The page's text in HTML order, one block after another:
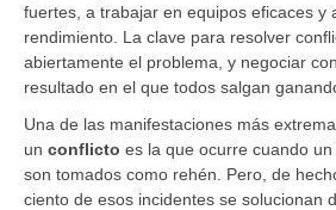
fuertes, a trabajar en equipos eficaces y
rendimiento. La clave para resolver
abiertamente el problema, y negociar
resultado en el que todos salgan
Una de las manifestaciones más
un conflicto es la que ocurre cuando
son tomados como rehén. Pero, de
ciento de esos incidentes se solucionan